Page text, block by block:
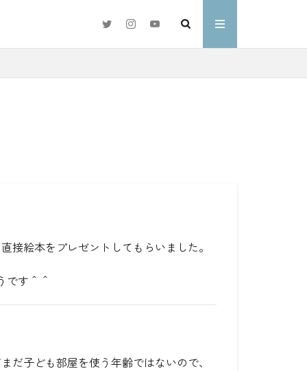
接絵本をプレゼントしてもらいました。
です＾＾
だ子ども部屋を使う年齢ではないので、